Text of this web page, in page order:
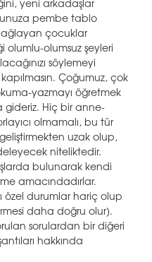
yeni arkadaşlar
pembe tablo
ağlayan çocuklar
olumlu-olumsuz şeyleri
söylemeyi
Çoğumuz, çok
yazmayı öğretmek
gideriz. Hiç bir anne-
olmamalı, bu tür
uzak olup,
niteliktedir.
bulunarak kendi
amacındadırlar.
özel durumlar hariç olup
daha doğru olur).
sorulardan bir diğeri
hakkında